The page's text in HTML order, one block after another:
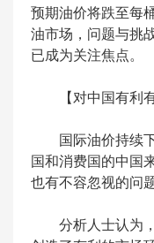
预期油价将跌至每
油市场，问题与挑
已成为关注焦点。
【对中国有利
国际油价持续
国和消费国的中国
也有不容忽视的问
分析人士认为